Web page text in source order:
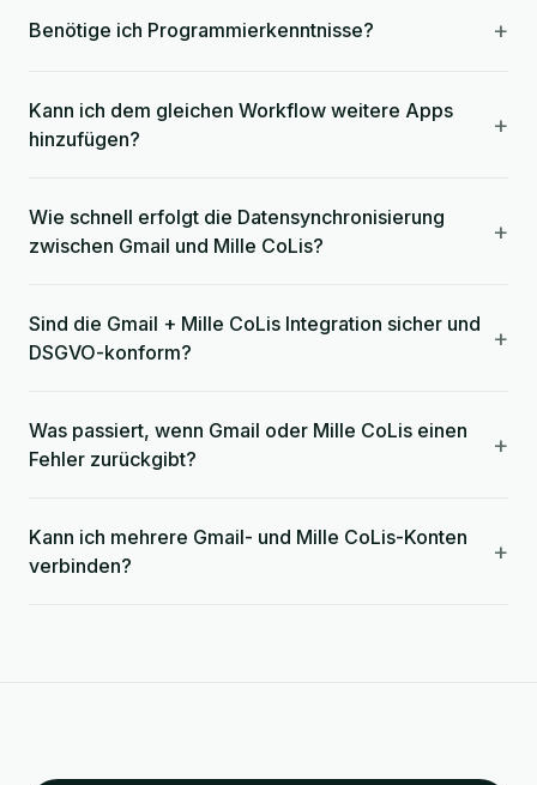
Benötige ich Programmierkenntnisse? +
Kann ich dem gleichen Workflow weitere Apps
hinzufügen?
+
Wie schnell erfolgt die Datensynchronisierung
zwischen Gmail und Mille CoLis?
+
Sind die Gmail + Mille CoLis Integration sicher und
DSGVO-konform?
+
Was passiert, wenn Gmail oder Mille CoLis einen
Fehler zurückgibt?
+
Kann ich mehrere Gmail- und Mille CoLis-Konten
verbinden?
+